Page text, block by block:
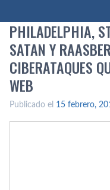
PHILADELPHIA,
SATAN Y
CIBERATAQUES
WEB
Publicado el 15 febrero,